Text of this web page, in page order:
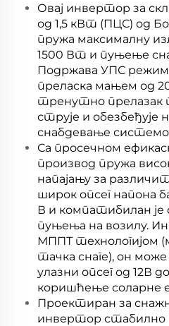
Овај инвертор за
од 1,5 кВт (ПЦС) од
пружа максималну
1500 Вт и пуњење
Подржава УПС
преласка мањем од
тренутно прелазак
струје и обезбеђује
снабдевање
Са просечном
производ пружа
напајању за
широк опсег напона
В и компатибилан је
пуњења на возилу.
МППТ технологијом
тачка снаге), он
улазни опсег од 12В
коришћење соларне
Проектиран за
инвертор стабилно